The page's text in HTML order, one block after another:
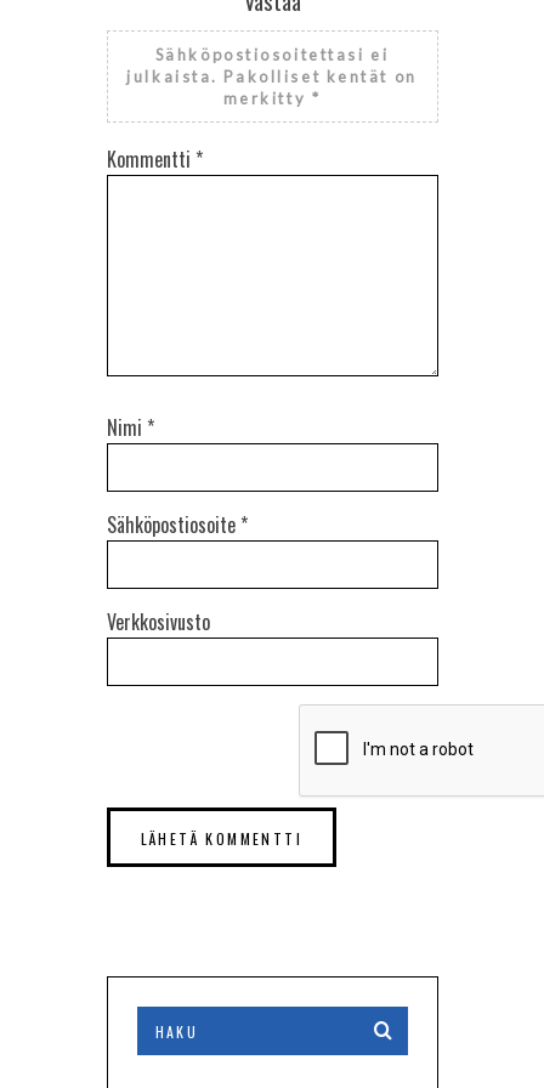
Sähköpostiosoitettasi ei
julkaista. Pakolliset kentät on
merkitty *
Kommentti *
Nimi *
Sähköpostiosoite *
Verkkosivusto